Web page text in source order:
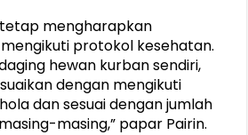
mengharapkan
protokol kesehatan.
hewan kurban sendiri,
dengan mengikuti
dan sesuai dengan jumlah
masing,” papar Pairin.